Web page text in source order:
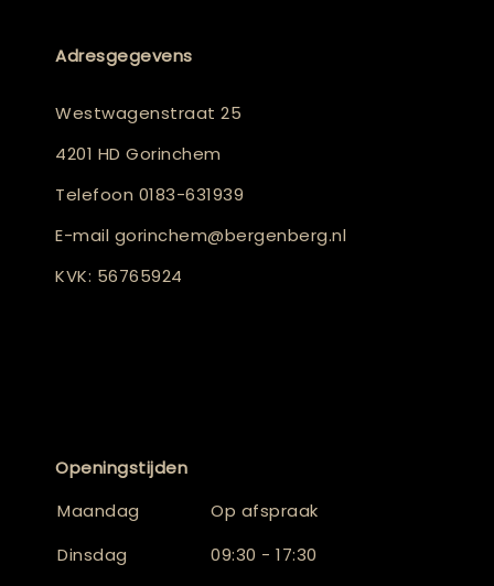
Adresgegevens
Westwagenstraat 25
4201 HD Gorinchem
Telefoon 0183-631939
E-mail gorinchem@bergenberg.nl
KVK: 56765924
Openingstijden
Maandag
Op afspraak
Dinsdag
09:30 - 17:30